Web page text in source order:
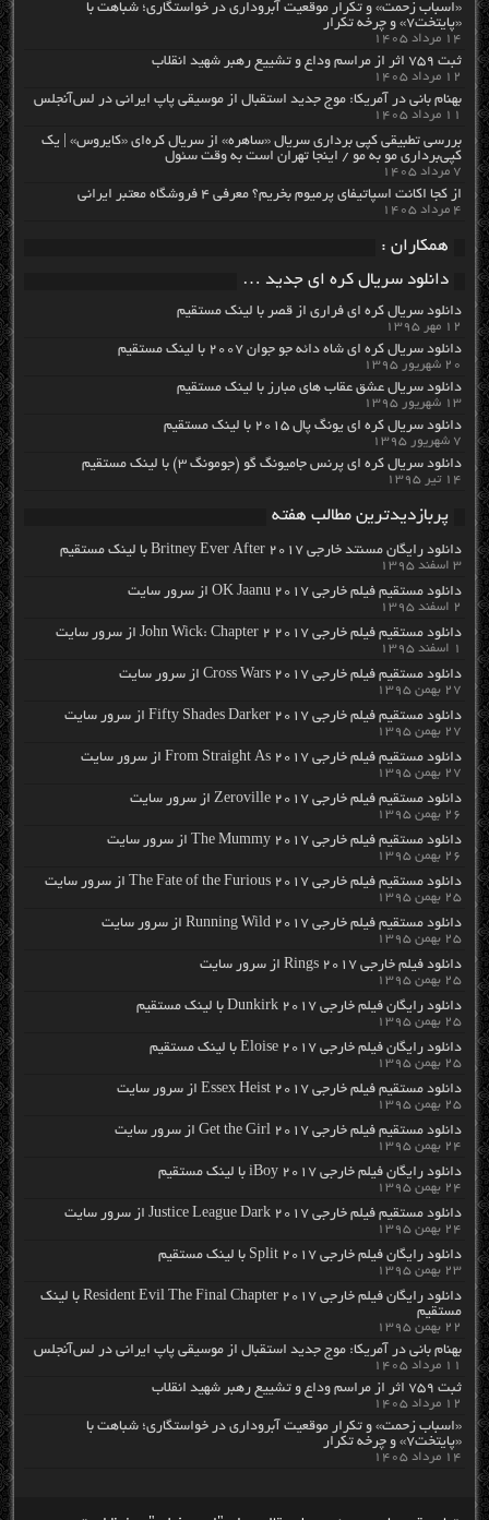
«اسباب زحمت» و تکرار موقعیت آبروداری در خواستگاری؛ شباهت با
«پایتخت۷» و چرخه تکرار
۱۴ مرداد ۱۴۰۵
ثبت ۷۵۹ اثر از مراسم وداع و تشییع رهبر شهید انقلاب
۱۲ مرداد ۱۴۰۵
بهنام بانی در آمریکا: موج جدید استقبال از موسیقی پاپ ایرانی در لس‌آنجلس
۱۱ مرداد ۱۴۰۵
بررسی تطبیقی کپی برداری سریال «ساهره» از سریال کره‌ای «کایروس» | یک
کپی‌برداری مو به مو / اینجا تهران است به وقت سئول
۷ مرداد ۱۴۰۵
از کجا اکانت اسپاتیفای پرمیوم بخریم؟ معرفی ۴ فروشگاه معتبر ایرانی
۴ مرداد ۱۴۰۵
همکاران :
دانلود سریال کره ای جدید …
دانلود سریال کره ای فراری از قصر با لینک مستقیم
۱۲ مهر ۱۳۹۵
دانلود سریال کره ای شاه دائه جو جوان ۲۰۰۷ با لینک مستقیم
۲۰ شهریور ۱۳۹۵
دانلود سریال عشق عقاب های مبارز با لینک مستقیم
۱۳ شهریور ۱۳۹۵
دانلود سریال کره ای یونگ پال ۲۰۱۵ با لینک مستقیم
۷ شهریور ۱۳۹۵
دانلود سریال کره ای پرنس جامیونگ گو (جومونگ ۳) با لینک مستقیم
۱۴ تیر ۱۳۹۵
پربازدیدترین مطالب هفته
دانلود رایگان مسنتد خارجی Britney Ever After 2017 با لینک مستقیم
۳ اسفند ۱۳۹۵
دانلود مستقیم فیلم خارجی OK Jaanu 2017 از سرور سایت
۲ اسفند ۱۳۹۵
دانلود مستقیم فیلم خارجی John Wick: Chapter 2 2017 از سرور سایت
۱ اسفند ۱۳۹۵
دانلود مستقیم فیلم خارجی Cross Wars 2017 از سرور سایت
۲۷ بهمن ۱۳۹۵
دانلود مستقیم فیلم خارجی Fifty Shades Darker 2017 از سرور سایت
۲۷ بهمن ۱۳۹۵
دانلود مستقیم فیلم خارجی From Straight As 2017 از سرور سایت
۲۷ بهمن ۱۳۹۵
دانلود مستقیم فیلم خارجی Zeroville 2017 از سرور سایت
۲۶ بهمن ۱۳۹۵
دانلود مستقیم فیلم خارجی The Mummy 2017 از سرور سایت
۲۶ بهمن ۱۳۹۵
دانلود مستقیم فیلم خارجی The Fate of the Furious 2017 از سرور سایت
۲۵ بهمن ۱۳۹۵
دانلود مستقیم فیلم خارجی Running Wild 2017 از سرور سایت
۲۵ بهمن ۱۳۹۵
دانلود فیلم خارجی Rings 2017 از سرور سایت
۲۵ بهمن ۱۳۹۵
دانلود رایگان فیلم خارجی Dunkirk 2017 با لینک مستقیم
۲۵ بهمن ۱۳۹۵
دانلود رایگان فیلم خارجی Eloise 2017 با لینک مستقیم
۲۵ بهمن ۱۳۹۵
دانلود مستقیم فیلم خارجی Essex Heist 2017 از سرور سایت
۲۵ بهمن ۱۳۹۵
دانلود مستقیم فیلم خارجی Get the Girl 2017 از سرور سایت
۲۴ بهمن ۱۳۹۵
دانلود رایگان فیلم خارجی iBoy 2017 با لینک مستقیم
۲۴ بهمن ۱۳۹۵
دانلود مستقیم فیلم خارجی Justice League Dark 2017 از سرور سایت
۲۴ بهمن ۱۳۹۵
دانلود رایگان فیلم خارجی Split 2017 با لینک مستقیم
۲۳ بهمن ۱۳۹۵
دانلود رایگان فیلم خارجی Resident Evil The Final Chapter 2017 با لینک
مستقیم
۲۲ بهمن ۱۳۹۵
بهنام بانی در آمریکا: موج جدید استقبال از موسیقی پاپ ایرانی در لس‌آنجلس
۱۱ مرداد ۱۴۰۵
ثبت ۷۵۹ اثر از مراسم وداع و تشییع رهبر شهید انقلاب
۱۲ مرداد ۱۴۰۵
«اسباب زحمت» و تکرار موقعیت آبروداری در خواستگاری؛ شباهت با
«پایتخت۷» و چرخه تکرار
۱۴ مرداد ۱۴۰۵